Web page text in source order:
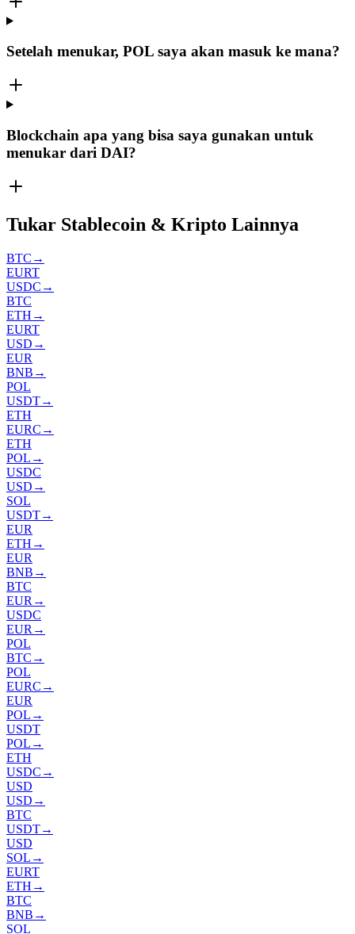
Setelah menukar, POL saya akan masuk ke mana?
Blockchain apa yang bisa saya gunakan untuk
menukar dari DAI?
Tukar Stablecoin & Kripto Lainnya
BTC →
EURT
USDC →
BTC
ETH →
EURT
USD →
EUR
BNB →
POL
USDT→
ETH
EURC →
ETH
POL →
USDC
USD →
SOL
USDT→
EUR
ETH →
EUR
BNB →
BTC
EUR →
USDC
EUR →
POL
BTC →
POL
EURC →
EUR
POL →
USDT
POL →
ETH
USDC →
USD
USD →
BTC
USDT→
USD
SOL →
EURT
ETH →
BTC
BNB →
SOL